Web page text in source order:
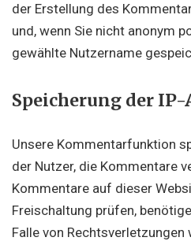
der Erstellung des
und, wenn Sie nicht anonym
gewählte Nutzername
Speicherung der IP-
Unsere Kommentarfunktion
der Nutzer, die Kommentare
Kommentare auf dieser
Freischaltung prüfen,
Falle von